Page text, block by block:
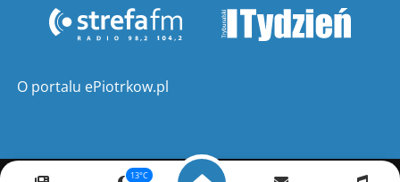
O portalu ePiotrkow.pl
13°C